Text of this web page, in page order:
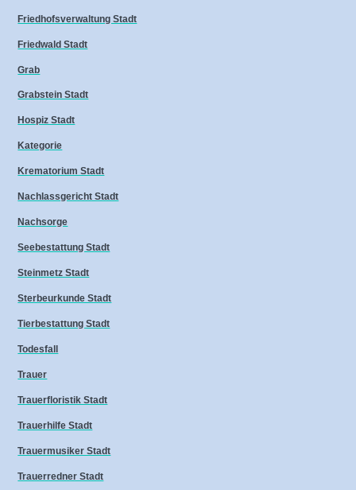
Friedhofsverwaltung Stadt
Friedwald Stadt
Grab
Grabstein Stadt
Hospiz Stadt
Kategorie
Krematorium Stadt
Nachlassgericht Stadt
Nachsorge
Seebestattung Stadt
Steinmetz Stadt
Sterbeurkunde Stadt
Tierbestattung Stadt
Todesfall
Trauer
Trauerfloristik Stadt
Trauerhilfe Stadt
Trauermusiker Stadt
Trauerredner Stadt